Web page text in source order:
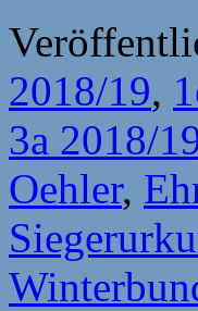
2018/19,
3a 2018/
Oehler,